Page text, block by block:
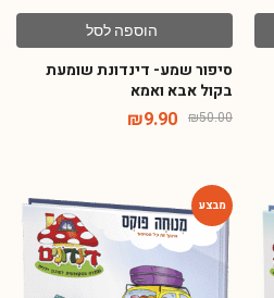
הוספה לסל
סיפור שמע- דינדונת שומעת
בקול אבא ואמא
₪50.00
₪9.90
-54%